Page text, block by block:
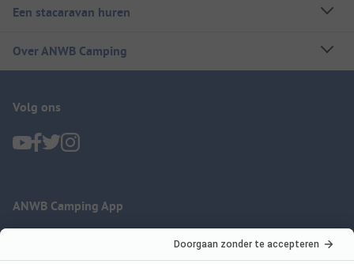
Een stacaravan huren
Over ANWB Camping
Volg ons
ANWB Camping App